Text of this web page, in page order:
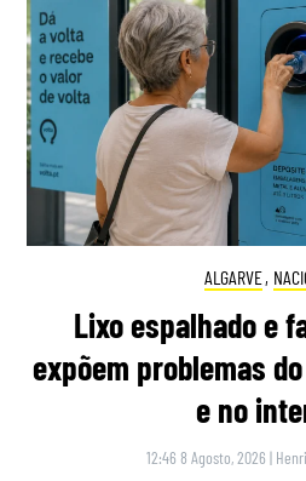
ALGARVE,
Lixo espalhado e
expõem problemas
e no
12:46 8 Agosto, 2026 |